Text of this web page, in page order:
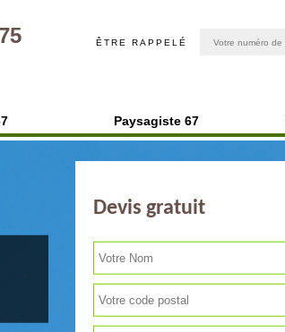
ÊTRE RAPPELÉ
Paysagiste 67
Devis gratuit